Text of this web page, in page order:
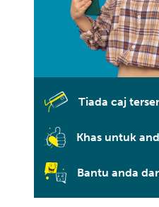
Tiada caj
Khas untuk
Bantu anda